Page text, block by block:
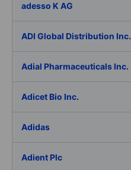
adesso K AG
ADI Global Distribution Inc.
Adial Pharmaceuticals Inc.
Adicet Bio Inc.
Adidas
Adient Plc